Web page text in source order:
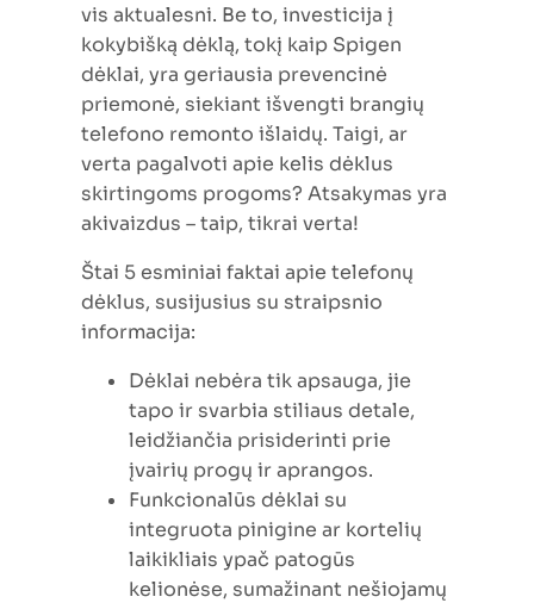
vis aktualesni. Be to, investicija į
kokybišką dėklą, tokį kaip Spigen
dėklai, yra geriausia prevencinė
priemonė, siekiant išvengti brangių
telefono remonto išlaidų. Taigi, ar
verta pagalvoti apie kelis dėklus
skirtingoms progoms? Atsakymas yra
akivaizdus – taip, tikrai verta!
Štai 5 esminiai faktai apie telefonų
dėklus, susijusius su straipsnio
informacija:
Dėklai nebėra tik apsauga, jie
tapo ir svarbia stiliaus detale,
leidžiančia prisiderinti prie
įvairių progų ir aprangos.
Funkcionalūs dėklai su
integruota pinigine ar kortelių
laikikliais ypač patogūs
kelionėse, sumažinant nešiojamų